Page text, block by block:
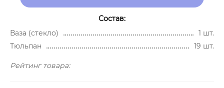
Состав:
Ваза (стекло)
1 шт.
Тюльпан
19 шт.
Рейтинг товара: